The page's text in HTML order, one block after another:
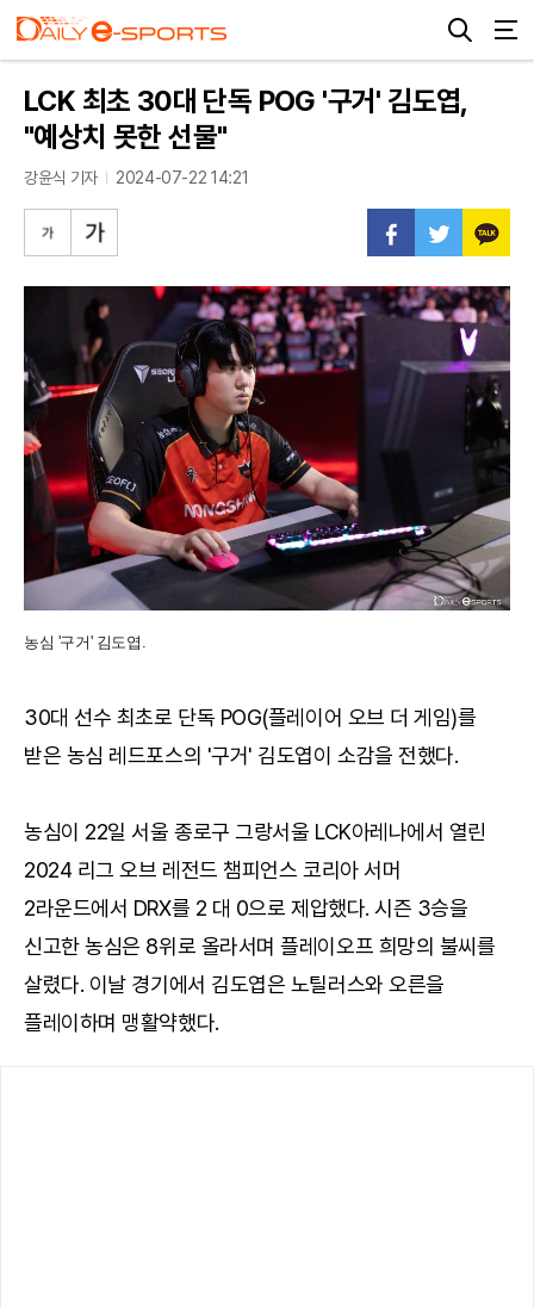
LCK 최초 30대 단독 POG '구거' 김도엽,
"예상치 못한 선물"
강윤식 기자 2024-07-22 14:21
농심 '구거' 김도엽.
30대 선수 최초로 단독 POG(플레이어 오브 더 게임)를
받은 농심 레드포스의 '구거' 김도엽이 소감을 전했다.
농심이 22일 서울 종로구 그랑서울 LCK아레나에서 열린
2024 리그 오브 레전드 챔피언스 코리아 서머
2라운드에서 DRX를 2 대 0으로 제압했다. 시즌 3승을
신고한 농심은 8위로 올라서며 플레이오프 희망의 불씨를
살렸다. 이날 경기에서 김도엽은 노틸러스와 오른을
플레이하며 맹활약했다.